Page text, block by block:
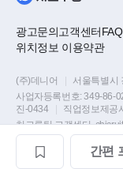
간편
광고문의고객센터FAQ
위치정보 이용약관
(주)데니어
서울특별시
사업자등록번호:349-86-
진-0434
직업정보제공
치크루팅 고객센터
Copyright © DENEER